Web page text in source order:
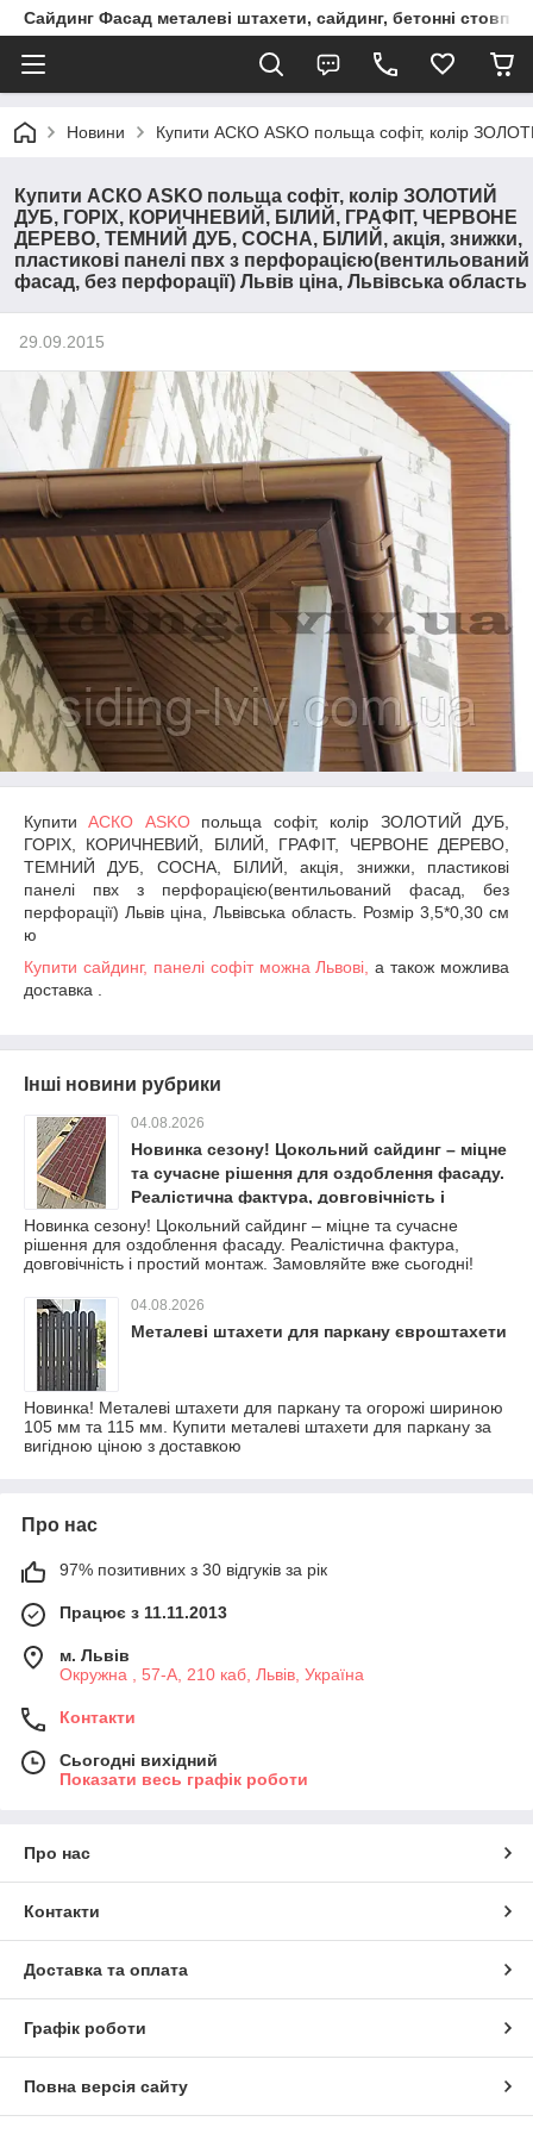
Сайдинг Фасад металеві штахети, сайдинг, бетонні
Новини Купити АСКО ASKO польща софіт, колір
Купити АСКО ASKO польща софіт, колір ЗОЛОТИЙ
ДУБ, ГОРІХ, КОРИЧНЕВИЙ, БІЛИЙ, ГРАФІТ, ЧЕРВОНЕ
ДЕРЕВО, ТЕМНИЙ ДУБ, СОСНА, БІЛИЙ, акція, знижки,
пластикові панелі пвх з перфорацією(вентильований
фасад, без перфорації) Львів ціна, Львівська область
29.09.2015
КупитиАСКО ASKO польща софіт, колір ЗОЛОТИЙ ДУБ,
ГОРІХ, КОРИЧНЕВИЙ, БІЛИЙ, ГРАФІТ, ЧЕРВОНЕ ДЕРЕВО,
ТЕМНИЙ ДУБ, СОСНА, БІЛИЙ, акція, знижки, пластикові
панелі пвх з перфорацією(вентильований фасад, без
перфорації) Львів ціна, Львівська область. Розмір 3,5*0,30 см
ю
Купити сайдинг, панелі софіт можна Львові, а також можлива
доставка .
Інші новини рубрики
04.08.2026
Новинка сезону! Цокольний сайдинг – міцне
та сучасне рішення для оздоблення фасаду.
Реалістична фактура, довговічність і
простий монтаж. Замовляйте вже сьогодні!
Новинка сезону! Цокольний сайдинг – міцне та сучасне
рішення для оздоблення фасаду. Реалістична фактура,
довговічність і простий монтаж. Замовляйте вже сьогодні!
04.08.2026
Металеві штахети для паркану євроштахети
Новинка! Металеві штахети для паркану та огорожі шириною
105 мм та 115 мм. Купити металеві штахети для паркану за
вигідною ціною з доставкою
Про нас
97% позитивних з 30 відгуків за рік
Працює з 11.11.2013
м. Львів
Окружна , 57-А, 210 каб, Львів, Україна
Контакти
Сьогодні вихідний
Показати весь графік роботи
Про нас
Контакти
Доставка та оплата
Графік роботи
Повна версія сайту